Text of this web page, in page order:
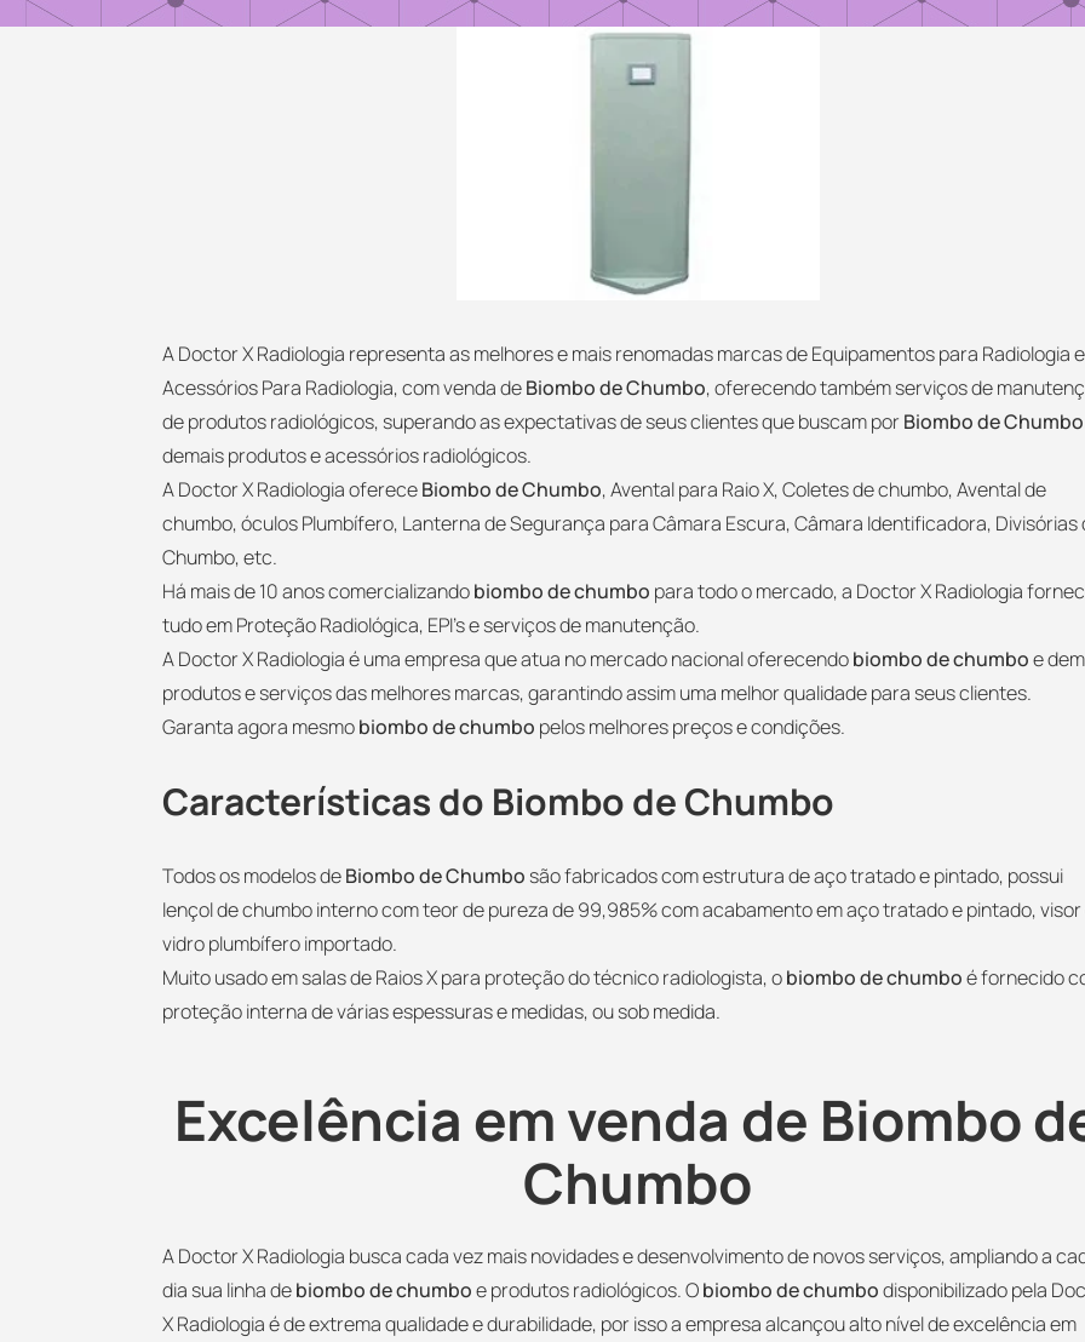
A Doctor X Radiologia representa as melhores e mais renomadas marcas de Equipamentos para Radiologia e
Acessórios Para Radiologia, com venda deBiombo de Chumbo, oferecendo também serviços de
de produtos radiológicos, superando as expectativas de seus clientes que buscam por Biombo de Chumbo
demais produtos e acessórios radiológicos.
A Doctor X Radiologia ofereceBiombo de Chumbo, Avental para Raio X, Coletes de chumbo, Avental de
chumbo, óculos Plumbífero, Lanterna de Segurança para Câmara Escura, Câmara Identificadora, Divisórias
Chumbo, etc.
Há mais de 10 anos comercializandobiombo de chumbo para todo o mercado, a Doctor X Radiologia
tudo em Proteção Radiológica, EPI’s e serviços de manutenção.
A Doctor X Radiologia é uma empresa que atua no mercado nacional oferecendobiombo de chumboe
produtos e serviços das melhores marcas, garantindo assim uma melhor qualidade para seus clientes.
Garanta agora mesmobiombo de chumbo pelos melhores preços e condições.
Características do Biombo de Chumbo
Todos os modelos deBiombo de Chumbo são fabricados com estrutura de aço tratado e pintado, possui
lençol de chumbo interno com teor de pureza de 99,985% com acabamento em aço tratado e pintado, visor
vidro plumbífero importado.
Muito usado em salas de Raios X para proteção do técnico radiologista, obiombo de chumboé fornecido
proteção interna de várias espessuras e medidas, ou sob medida.
Excelência em venda de Biombo
Chumbo
A Doctor X Radiologia busca cada vez mais novidades e desenvolvimento de novos serviços, ampliando a
dia sua linha debiombo de chumboe produtos radiológicos. Obiombo de chumbodisponibilizado pela
X Radiologia é de extrema qualidade e durabilidade, por isso a empresa alcançou alto nível de excelência em